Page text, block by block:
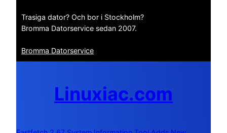
Trasiga dator? Och bor i Stockholm?
Bromma Datorservice sedan 2007.
Bromma Datorservice
Linuxiac.com